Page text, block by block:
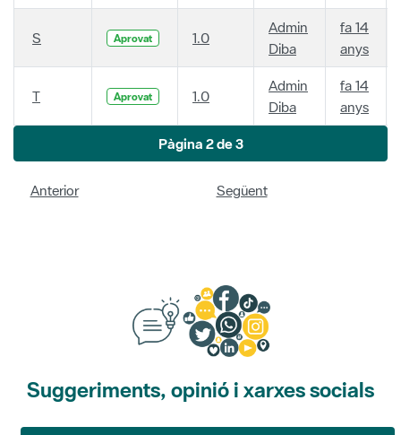
S Aprovat 1.0
Admin
Diba
fa 14
anys
T Aprovat 1.0
Admin
Diba
fa 14
anys
Pàgina 2 de 3
Anterior Següent
Suggeriments, opinió i xarxes socials